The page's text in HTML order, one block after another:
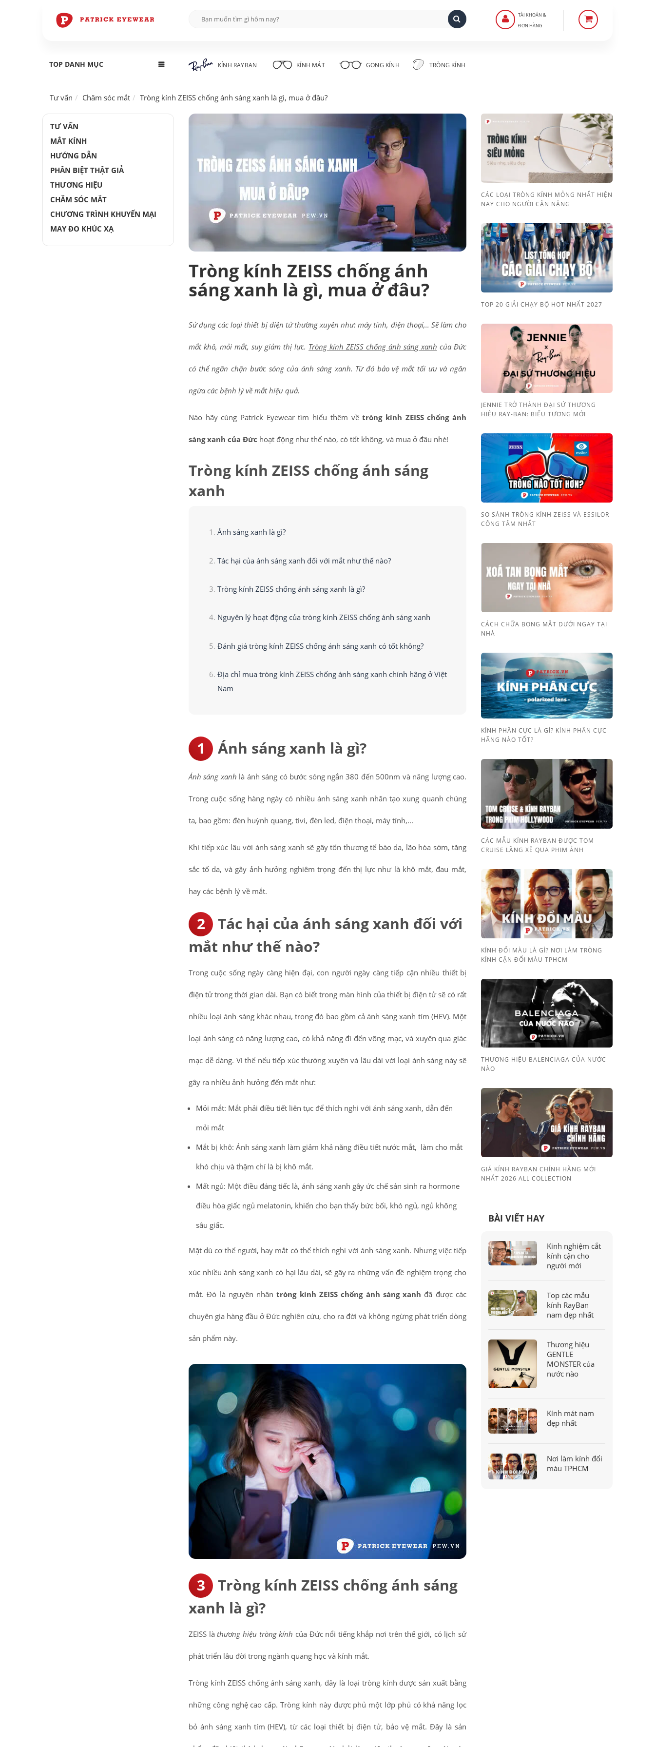
TÀI KHOẢN &
ĐƠN HÀNG
TOP DANH MỤC KÍNH RAYBAN KÍNH MÁT GỌNG KÍNH TRÒNG KÍNH
Tư vấn Chăm sóc mắt Tròng kính ZEISS chống ánh sáng xanh là gì, mua ở đâu?
TƯ VẤN
MẮT KÍNH
HƯỚNG DẪN
PHÂN BIỆT THẬT GIẢ
THƯƠNG HIỆU
CHĂM SÓC MẮT
CHƯƠNG TRÌNH KHUYẾN MẠI
MAY ĐO KHÚC XẠ
Tròng kính ZEISS chống ánh
sáng xanh là gì, mua ở đâu?
Sử dụng các loại thiết bị điện tử thường xuyên như: máy tính, điện thoại,.. Sẽ làm cho
mắt khô, mỏi mắt, suy giảm thị lực. Tròng kính ZEISS chống ánh sáng xanh của Đức
có thể ngăn chặn bước sóng của ánh sáng xanh. Từ đó bảo vệ mắt tối ưu và ngăn
ngừa các bệnh lý về mắt hiệu quả.
Nào hãy cùng Patrick Eyewear tìm hiểu thêm vềtròng kính ZEISS chống ánh
sáng xanh của Đức hoạt động như thế nào, có tốt không, và mua ở đâu nhé!
Tròng kính ZEISS chống ánh sáng
xanh
Ánh sáng xanh là gì?
Tác hại của ánh sáng xanh đối với mắt như thế nào?
Tròng kính ZEISS chống ánh sáng xanh là gì?
Nguyên lý hoạt động của tròng kính ZEISS chống ánh sáng xanh
Đánh giá tròng kính ZEISS chống ánh sáng xanh có tốt không?
Địa chỉ mua tròng kính ZEISS chống ánh sáng xanh chính hãng ở Việt
Nam
Ánh sáng xanh là gì?
Ánh sáng xanh là ánh sáng có bước sóng ngắn 380 đến 500nm và năng lượng cao.
Trong cuộc sống hàng ngày có nhiều ánh sáng xanh nhân tạo xung quanh chúng
ta, bao gồm: đèn huỳnh quang, tivi, đèn led, điện thoại, máy tính,...
Khi tiếp xúc lâu với ánh sáng xanh sẽ gây tổn thương tế bào da, lão hóa sớm, tăng
sắc tố da, và gây ảnh hưởng nghiêm trọng đến thị lực như là khô mắt, đau mắt,
hay các bệnh lý về mắt.
Tác hại của ánh sáng xanh đối với
mắt như thế nào?
Trong cuộc sống ngày càng hiện đại, con người ngày càng tiếp cận nhiều thiết bị
điện tử trong thời gian dài. Bạn có biết trong màn hình của thiết bị điện tử sẽ có rất
nhiều loại ánh sáng khác nhau, trong đó bao gồm cả ánh sáng xanh tím (HEV). Một
loại ánh sáng có năng lượng cao, có khả năng đi đến võng mạc, và xuyên qua giác
mạc dễ dàng. Vì thể nếu tiếp xúc thường xuyên và lâu dài với loại ánh sáng này sẽ
gây ra nhiều ảnh hưởng đến mắt như:
Mỏi mắt: Mắt phải điều tiết liên tục để thích nghi với ánh sáng xanh, dẫn đến
mỏi mắt
Mắt bị khô: Ánh sáng xanh làm giảm khả năng điều tiết nước mắt, làm cho mắt
khó chịu và thậm chí là bị khô mắt.
Mất ngủ: Một điều đáng tiếc là, ánh sáng xanh gây ức chế sản sinh ra hormone
điều hòa giấc ngủ melatonin, khiến cho bạn thấy bức bối, khó ngủ, ngủ không
sâu giấc.
Mặt dù cơ thể người, hay mắt có thể thích nghi với ánh sáng xanh. Nhưng việc tiếp
xúc nhiều ánh sáng xanh có hại lâu dài, sẽ gây ra những vấn đề nghiệm trọng cho
mắt. Đó là nguyên nhântròng kính ZEISS chống ánh sáng xanh đã được các
chuyên gia hàng đầu ở Đức nghiên cứu, cho ra đời và không ngừng phát triển dòng
sản phẩm này.
Tròng kính ZEISS chống ánh sáng
xanh là gì?
ZEISS làthương hiệu tròng kính của Đức nổi tiếng khắp nơi trên thế giới, có lịch sử
phát triển lâu đời trong ngành quang học và kính mắt.
Tròng kính ZEISS chống ánh sáng xanh, đây là loại tròng kính được sản xuất bằng
những công nghệ cao cấp. Tròng kính này được phủ một lớp phủ có khả năng lọc
bỏ ánh sáng xanh tím (HEV), từ các loại thiết bị điện tử, bảo vệ mắt. Đây là sản
CÁC LOẠI TRÒNG KÍNH MỎNG NHẤT HIỆN
NAY CHO NGƯỜI CẬN NẶNG
TOP 20 GIẢI CHẠY BỘ HOT NHẤT 2027
JENNIE TRỞ THÀNH ĐẠI SỨ THƯƠNG
HIỆU RAY-BAN: BIỂU TƯỢNG MỚI
SO SÁNH TRÒNG KÍNH ZEISS VÀ ESSILOR
CÔNG TÂM NHẤT
CÁCH CHỮA BỌNG MẮT DƯỚI NGAY TẠI
NHÀ
KÍNH PHÂN CỰC LÀ GÌ? KÍNH PHÂN CỰC
HÃNG NÀO TỐT?
CÁC MẪU KÍNH RAYBAN ĐƯỢC TOM
CRUISE LĂNG XÊ QUA PHIM ẢNH
KÍNH ĐỔI MÀU LÀ GÌ? NƠI LÀM TRÒNG
KÍNH CẬN ĐỔI MÀU TPHCM
THƯƠNG HIỆU BALENCIAGA CỦA NƯỚC
NÀO
GIÁ KÍNH RAYBAN CHÍNH HÃNG MỚI
NHẤT 2026 ALL COLLECTION
BÀI VIẾT HAY
Kinh nghiệm cắt
kính cận cho
người mới
Top các mẫu
kính RayBan
nam đẹp nhất
Thương hiệu
GENTLE
MONSTER của
nước nào
Kính mát nam
đẹp nhất
Nơi làm kính đổi
màu TPHCM